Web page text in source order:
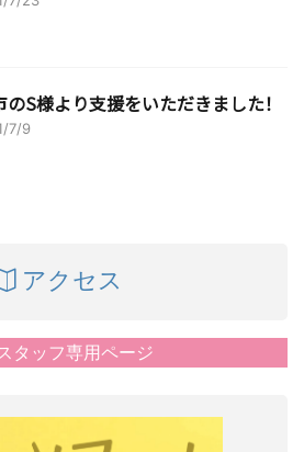
のS様より支援をいただきました！
7/9
アクセス
タッフ専用ページ